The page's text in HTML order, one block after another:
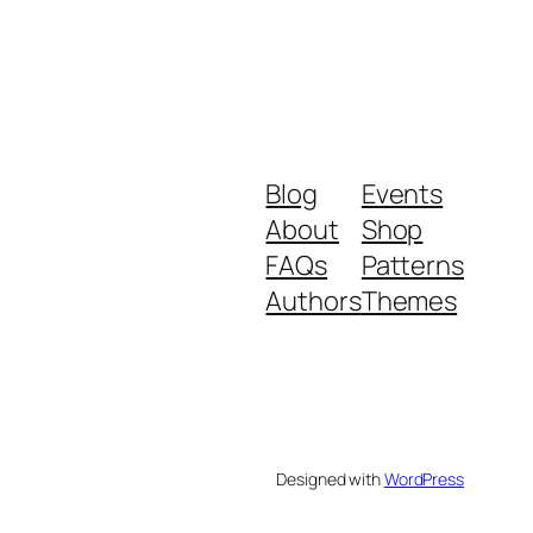
Blog
About
FAQs
Authors
Events
Shop
Patterns
Themes
Designed withWordPress